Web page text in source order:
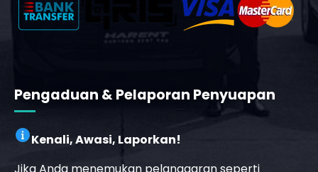
Pengaduan & Pelaporan Penyuapan
Kenali, Awasi, Laporkan!